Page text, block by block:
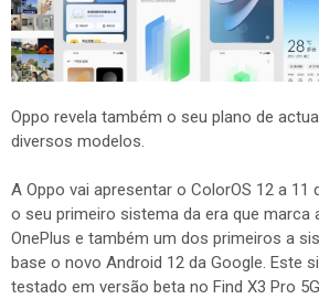
Oppo revela também o seu plano de
diversos modelos.
A Oppo vai apresentar o ColorOS 12 a 11
o seu primeiro sistema da era que marca
OnePlus e também um dos primeiros a
base o novo Android 12 da Google. Este
testado em versão beta no Find X3 Pro